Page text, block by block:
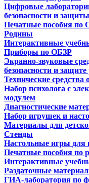
Цифровые
безопасности и
Печатные пособия по
Родины
Интерактивные
Приборы по ОБЗР
Экранно-звуковые
безопасности и
Технические средства
Набор психолога с
модулем
Диагностические
Набор игрушек и
Материалы для
Стенды
Настольные игры для
Печатные пособия по
Интерактивные
Раздаточные
ГИА-лаборатория по